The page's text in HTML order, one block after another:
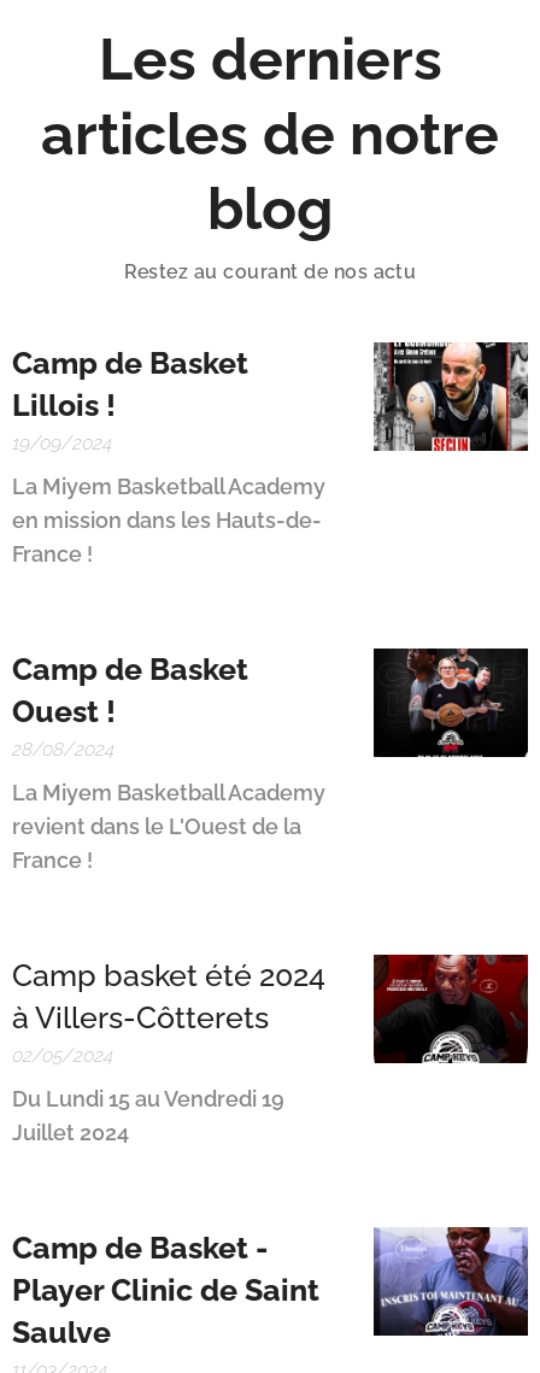
Les derniers
articles de notre
blog
Restez au courant de nos actu
Camp de Basket
Lillois !
19/09/2024
La Miyem Basketball Academy
en mission dans les Hauts-de-
France !
Camp de Basket
Ouest !
28/08/2024
La Miyem Basketball Academy
revient dans le L'Ouest de la
France !
Camp basket été 2024
à Villers-Côtterets
02/05/2024
Du Lundi 15 au Vendredi 19
Juillet 2024
Camp de Basket -
Player Clinic de Saint
Saulve